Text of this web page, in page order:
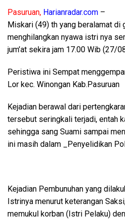
Pasuruan, Harianradar.com –
Miskari (49) th yang beralamat di
menghilangkan nyawa istri nya
jum’at sekira jam 17.00 Wib (27/
Peristiwa ini Sempat
Lor kec. Winongan Kab.Pasuruan
Kejadian berawal dari
tersebut seringkali terjadi, entah
sehingga sang Suami sampai
ini masih dalam _Penyelidikan
Kejadian Pembunuhan yang
Istrinya menurut keterangan
memukul korban (Istri Pelaku)